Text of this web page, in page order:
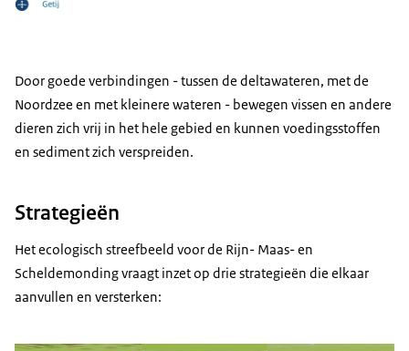
Door goede verbindingen - tussen de deltawateren, met de
Noordzee en met kleinere wateren - bewegen vissen en andere
dieren zich vrij in het hele gebied en kunnen voedingsstoffen
en sediment zich verspreiden.
Strategieën
Het ecologisch streefbeeld voor de Rijn- Maas- en
Scheldemonding vraagt inzet op drie strategieën die elkaar
aanvullen en versterken: